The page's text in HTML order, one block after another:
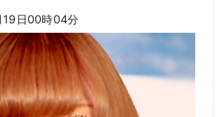
日00時04分